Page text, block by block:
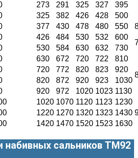
273 291 325 327
395
325 382 426 428
500
377 430 478 480 550
426 484 530 532 600
530 584 630 632
730
630 672 720 722
810
720 772 820 823
920
820 872 920 923
1030
920 972 1020 1023 1130
1020 1070 1120 1123 1230
1220 1270 1320 1323 1430
1420 1470 1520 1523 1630
набивных сальников ТМ92